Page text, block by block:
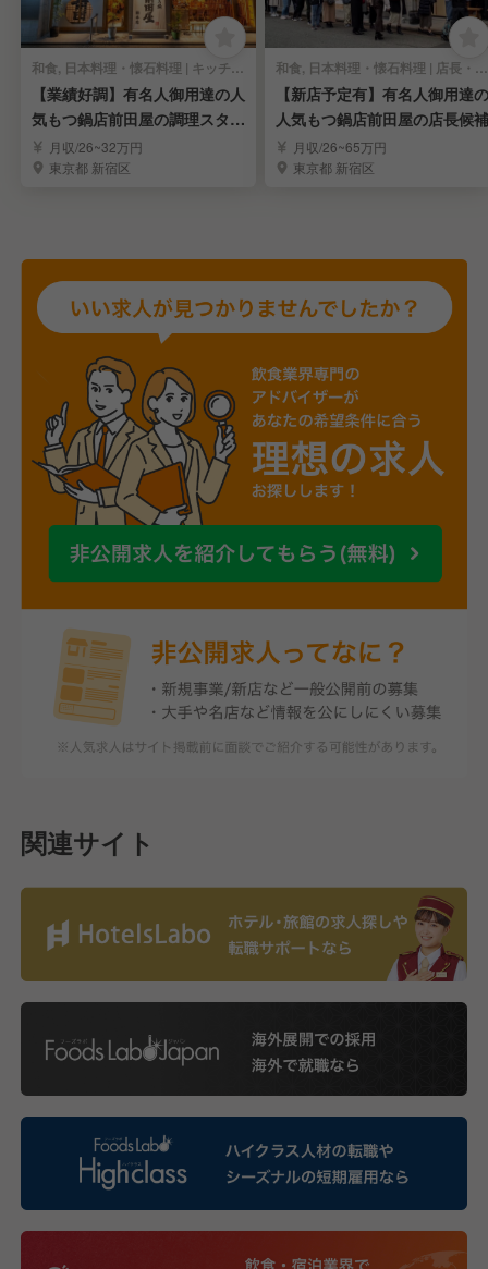
和食, 日本料理・懐石料理 | キッチンスタッフ
【業績好調】有名人御用達の人
気もつ鍋店前田屋の調理スタッ
フ 月収/26~32万円
東京都 新宿区
和食, 日本料理・懐石料理 | 店長・店長候補
【新店予定有】有名人御用達の
人気もつ鍋店前田屋の店長候補
月収/26~65万円
東京都 新宿区
関連サイト